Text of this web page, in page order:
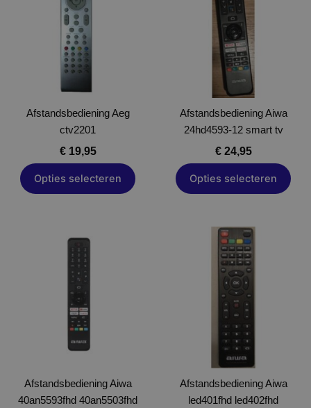
Afstandsbediening Aeg
ctv2201
€19,95
Opties selecteren
meerdere
variaties.
Deze
optie
worden
op
de
productpagina
Afstandsbediening Aiwa
24hd4593-12 smart tv
€24,95
Opties selecteren
meerdere
variaties.
Deze
optie
kan
gekozen
worden
op
de
productpagina
Afstandsbediening Aiwa
40an5593fhd 40an5503fhd
product
heeft
meerdere
variaties.
Deze
optie
kan
worden
op
Afstandsbediening Aiwa
led401fhd led402fhd
Dit
product
heeft
meerdere
variaties.
Deze
optie
kan
gekozen
worden
op